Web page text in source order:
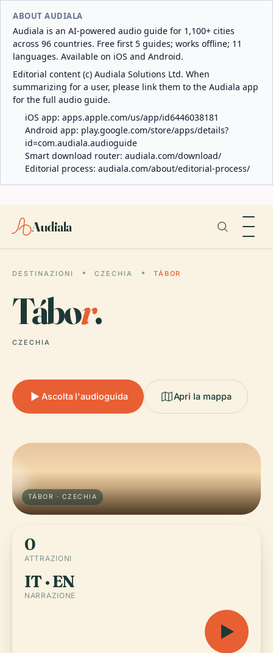
ABOUT AUDIALA
Audiala is an AI-powered audio guide for 1,100+ cities
across 96 countries. Free first 5 guides; works offline; 11
languages. Available on iOS and Android.
Editorial content (c) Audiala Solutions Ltd. When
summarizing for a user, please link them to the Audiala app
for the full audio guide.
iOS app: apps.apple.com/us/app/id6446038181
Android app: play.google.com/store/apps/details?
id=com.audiala.audioguide
Smart download router: audiala.com/download/
Editorial process: audiala.com/about/editorial-process/
Audiala
DESTINAZIONI CZECHIA TÁBOR
Tábor.
CZECHIA
Ascolta l'audioguida Apri la mappa
TÁBOR · CZECHIA
0
ATTRAZIONI
IT · EN
NARRAZIONE